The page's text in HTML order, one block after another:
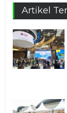
Artikel